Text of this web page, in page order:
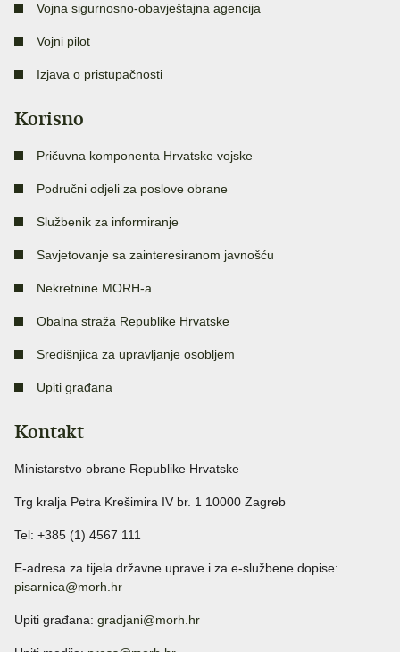
Vojna sigurnosno-obavještajna agencija
Vojni pilot
Izjava o pristupačnosti
Korisno
Pričuvna komponenta Hrvatske vojske
Područni odjeli za poslove obrane
Službenik za informiranje
Savjetovanje sa zainteresiranom javnošću
Nekretnine MORH-a
Obalna straža Republike Hrvatske
Središnjica za upravljanje osobljem
Upiti građana
Kontakt
Ministarstvo obrane Republike Hrvatske
Trg kralja Petra Krešimira IV br. 1 10000 Zagreb
Tel: +385 (1) 4567 111
E-adresa za tijela državne uprave i za e-službene dopise:
pisarnica@morh.hr
Upiti građana: gradjani@morh.hr